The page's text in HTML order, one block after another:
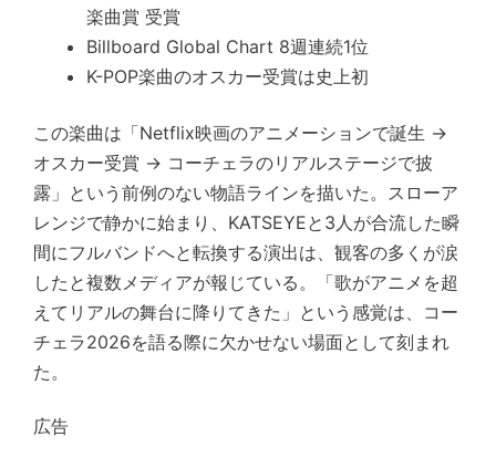
楽曲賞 受賞
Billboard Global Chart 8週連続1位
K-POP楽曲のオスカー受賞は史上初
この楽曲は「Netflix映画のアニメーションで誕生 →
オスカー受賞 → コーチェラのリアルステージで披
露」という前例のない物語ラインを描いた。スローア
レンジで静かに始まり、KATSEYEと3人が合流した瞬
間にフルバンドへと転換する演出は、観客の多くが涙
したと複数メディアが報じている。「歌がアニメを超
えてリアルの舞台に降りてきた」という感覚は、コー
チェラ2026を語る際に欠かせない場面として刻まれ
た。
広告